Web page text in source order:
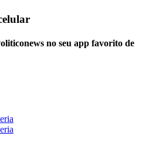
no seu app favorito de